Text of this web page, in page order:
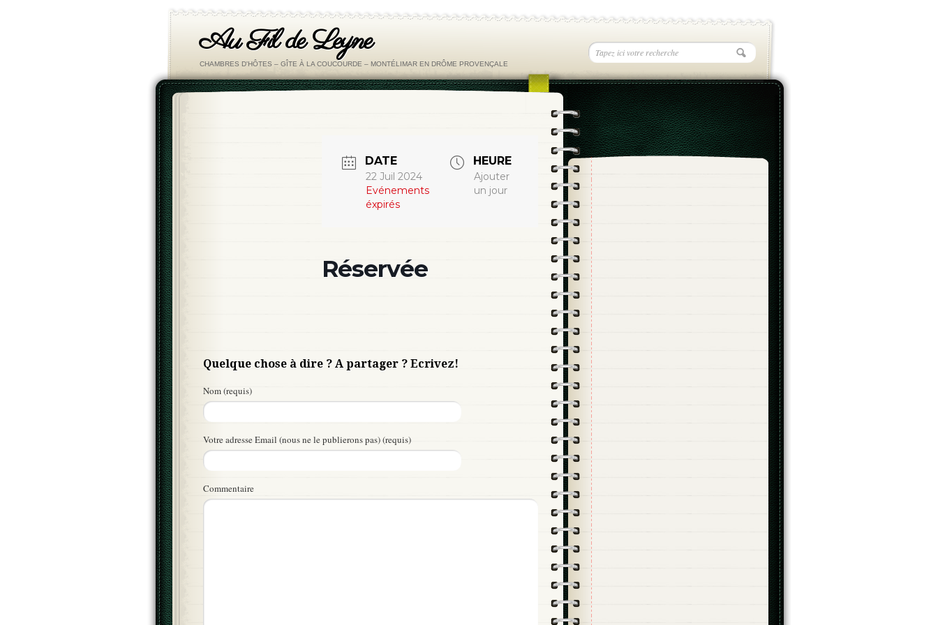
Au Fil de Leyne
CHAMBRES D'HÔTES – GÎTE À LA COUCOURDE – MONTÉLIMAR EN DRÔME PROVENÇALE
DATE
22 Juil 2024
Evénements
éxpirés
HEURE
Ajouter
un jour
Réservée
Quelque chose à dire ? A partager ? Ecrivez!
Nom (requis)
Votre adresse Email (nous ne le publierons pas) (requis)
Commentaire